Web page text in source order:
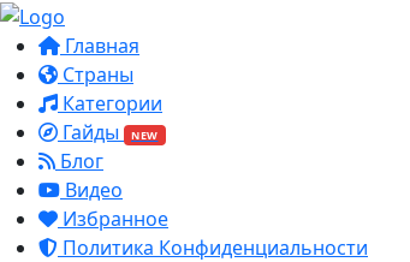
Главная
Страны
Категории
Гайды
NEW
Блог
Видео
Избранное
Политика Конфиденциальности